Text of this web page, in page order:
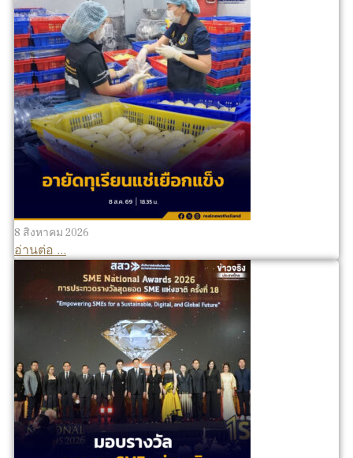
8 สิงหาคม 2026
อ่านต่อ ...